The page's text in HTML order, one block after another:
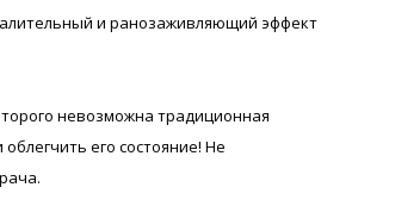
и ранозаживляющий эффект
невозможна традиционная
его состояние! Не